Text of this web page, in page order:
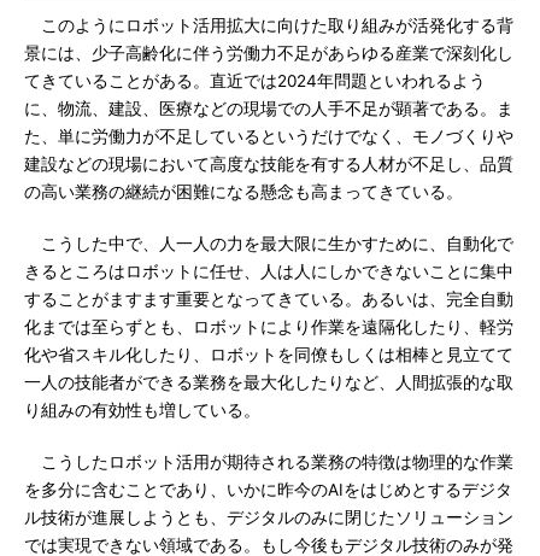
このようにロボット活用拡大に向けた取り組みが活発化する背
景には、少子高齢化に伴う労働力不足があらゆる産業で深刻化し
てきていることがある。直近では2024年問題といわれるよう
に、物流、建設、医療などの現場での人手不足が顕著である。ま
た、単に労働力が不足しているというだけでなく、モノづくりや
建設などの現場において高度な技能を有する人材が不足し、品質
の高い業務の継続が困難になる懸念も高まってきている。
こうした中で、人一人の力を最大限に生かすために、自動化で
きるところはロボットに任せ、人は人にしかできないことに集中
することがますます重要となってきている。あるいは、完全自動
化までは至らずとも、ロボットにより作業を遠隔化したり、軽労
化や省スキル化したり、ロボットを同僚もしくは相棒と見立てて
一人の技能者ができる業務を最大化したりなど、人間拡張的な取
り組みの有効性も増している。
こうしたロボット活用が期待される業務の特徴は物理的な作業
を多分に含むことであり、いかに昨今のAIをはじめとするデジタ
ル技術が進展しようとも、デジタルのみに閉じたソリューション
では実現できない領域である。もし今後もデジタル技術のみが発